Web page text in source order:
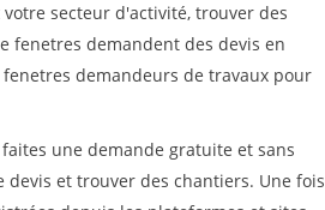
secteur d'activité, trouver des
fenetres demandent des devis en
demandeurs de travaux pour
faites une demande gratuite et sans
et trouver des chantiers. Une fois